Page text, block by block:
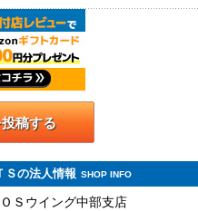
稿する
Ｓの法人情報 SHOP INFO
Ｓウイング中部支店